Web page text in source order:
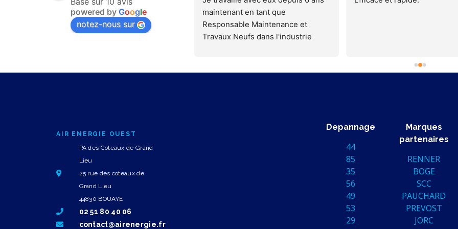
powered by Google
notez-nous sur
maintenant en tant que
Responsable Maintenance et
Travaux Neufs dans l'industrie
-Délai annoncés respectés
AIR ENERGIE OUEST
PA des Coteaux de Grand
Lieu
25 rue des coteaux de
Grand Lieu
44830 BOUAYE
02 51 80 40 06
contact@airenergie.fr
Depannage
44
85
35
56
49
53
29
Marques
partenaires
RENNER
BOGE
SCC
PAUCHARD
PREVOST
JORC